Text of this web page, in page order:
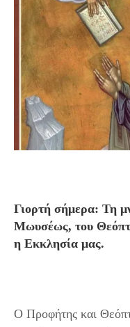
Γιορτή σήμερα: Τη
Μωυσέως, του
η Εκκλησία μας.
Ο Προφήτης και